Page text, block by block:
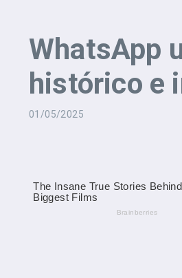
WhatsApp
histórico e
01/05/2025